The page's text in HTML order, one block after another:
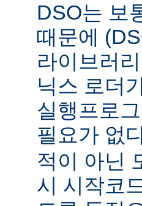
DSO는 보
때문에
라이브러
닉스 로더
실행프로
필요가 없
적이 아닌
시 시작코